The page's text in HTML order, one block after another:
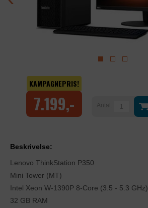
KAMPAGNEPRIS!
7.199,-
Beskrivelse:
Lenovo ThinkStation P350
Mini Tower (MT)
Intel Xeon W-1390P 8-Core (3.5 - 5.3 GHz)
32 GB RAM